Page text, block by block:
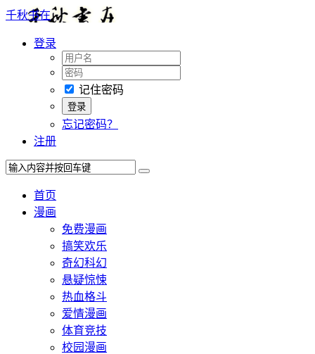
千秋书在
登录
记住密码
忘记密码？
注册
首页
漫画
免费漫画
搞笑欢乐
奇幻科幻
悬疑惊悚
热血格斗
爱情漫画
体育竞技
校园漫画